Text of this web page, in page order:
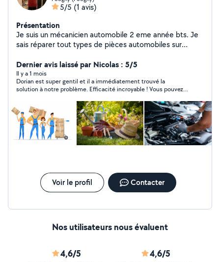
5/5 (1 avis)
Présentation
Je suis un mécanicien automobile 2 eme année bts. Je
sais réparer tout types de pièces automobiles sur
Dernier avis laissé par Nicolas : 5/5
Il y a 1 mois
Dorian est super gentil et il a immédiatement trouvé la
solution à notre problème. Efficacité incroyable ! Vous pouvez
Voir le profil Contacter
Nos utilisateurs nous évaluent
4,6/5 4,6/5